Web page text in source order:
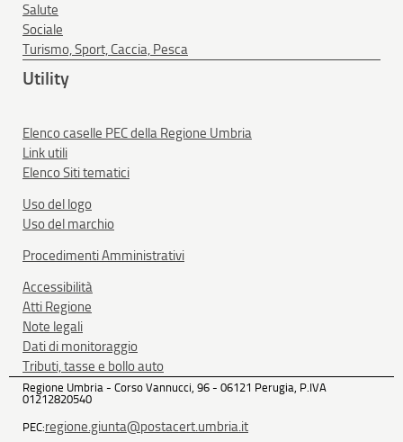
Salute
Sociale
Turismo, Sport, Caccia, Pesca
Utility
Elenco caselle PEC della Regione Umbria
Link utili
Elenco Siti tematici
Uso del logo
Uso del marchio
Procedimenti Amministrativi
Accessibilità
Atti Regione
Note legali
Dati di monitoraggio
Tributi, tasse e bollo auto
Regione Umbria - Corso Vannucci, 96 - 06121 Perugia, P.IVA
01212820540
PEC:regione.giunta@postacert.umbria.it